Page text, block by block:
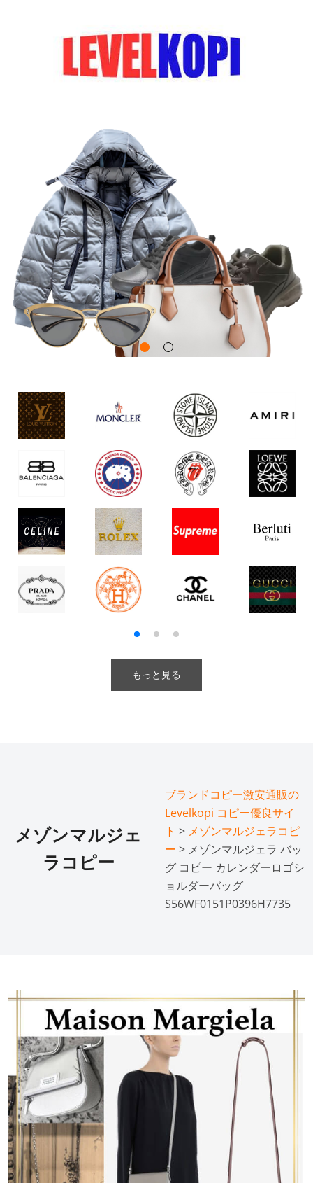
もっと見る
メゾンマルジェ
ラコピー
ブランドコピー激安通販の
Levelkopi コピー優良サイ
ト > メゾンマルジェラコピ
ー > メゾンマルジェラ バッ
グ コピー カレンダーロゴシ
ョルダーバッグ
S56WF0151P0396H7735